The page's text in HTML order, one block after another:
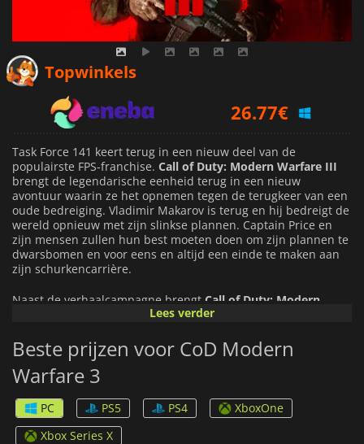
Topwinkels
26.77€
31.29€
Task Force 141 keert terug in een nieuw deel van de
populairste FPS-franchise. Call of Duty: Modern Warfare III
brengt de legendarische eenheid terug in een nieuw
avontuur waarin ze het opnemen tegen de terugkeer van een
oude bedreiging. Vladimir Makarov is terug en hij bedreigt de
wereld opnieuw met zijn slinkse plannen. Captain Price en
zijn mensen zullen hun best moeten doen om zijn plannen te
dwarsbomen en voor eens en altijd een einde te maken aan
zijn schurkencarrière.
Naast de verhaalcampagne brengt Call of Duty: Modern
veel nieuwigheden naar de multiplayer, evenals
serie is een grote hoeveelheid content uit de vorige game
beschikbaar in het nieuwe deel. Zo zal je arsenaal, inclusief
alle wapens en cosmetica die je hebt vrijgespeeld in
Duty: Modern Warfare II
Modern Warfare III. Dat is nog maar het topje van de ijsberg
van de nieuwigheden in een game die de serie naar een
superieur niveau wil tillen.
Lees verder
Beste prijzen voor CoD Modern
Warfare 3
PC PS5 PS4
XboxOne
Xbox Series X